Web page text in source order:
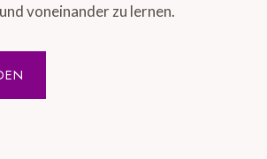
voneinander zu lernen.